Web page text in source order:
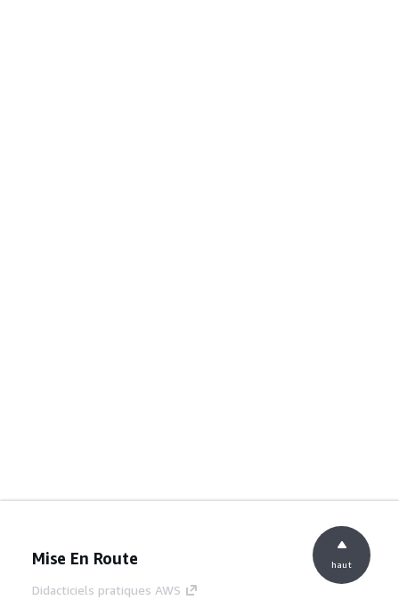
Mise En Route
Didacticiels pratiques AWS
haut